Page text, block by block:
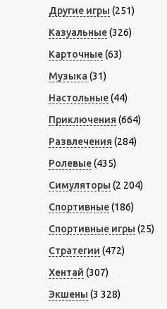
Другие игры (251)
Казуальные(326)
Карточные(63)
Музыка (31)
Настольные(44)
Приключения (664)
Развлечения (284)
Ролевые(435)
Симуляторы (2 204)
Спортивные(186)
Спортивные игры (25)
Стратегии (472)
Хентай (307)
Экшены (3 328)